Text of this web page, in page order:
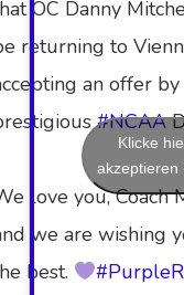
OC Danny
returning to
an offer by
#NCAA
love you, Coach
we are wishing
best.
Klicke
akzeptieren